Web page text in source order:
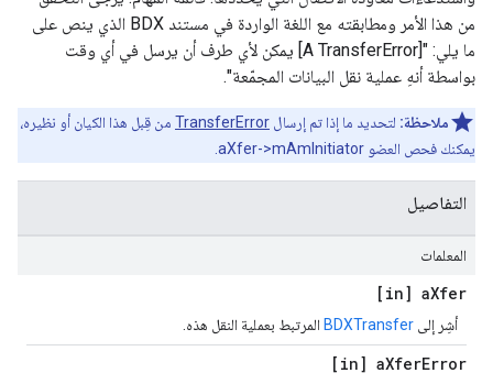
من هذا الأمر ومطابقته مع اللغة الواردة في مستند BDX الذي ينص على
ما يلي: "[A TransferError] يمكن لأي طرف أن يرسل في أي وقت
بواسطة أنهِ عملية نقل البيانات المجمّعة".
ملاحظة: لتحديد ما إذا تم إرسال TransferError من قِبل هذا الكيان أو نظيره،
يمكنك فحص العضو aXfer->mAmInitiator.
التفاصيل
المعلمات
[in] aXfer
أشِر إلى BDXTransfer المرتبط بعملية النقل هذه.
[in] aXferError